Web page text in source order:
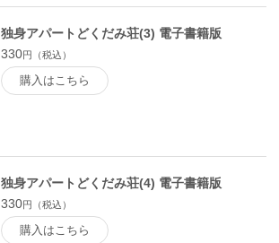
独身アパートどくだみ荘(3) 電子書籍版
330円（税込）
購入はこちら
独身アパートどくだみ荘(4) 電子書籍版
330円（税込）
購入はこちら